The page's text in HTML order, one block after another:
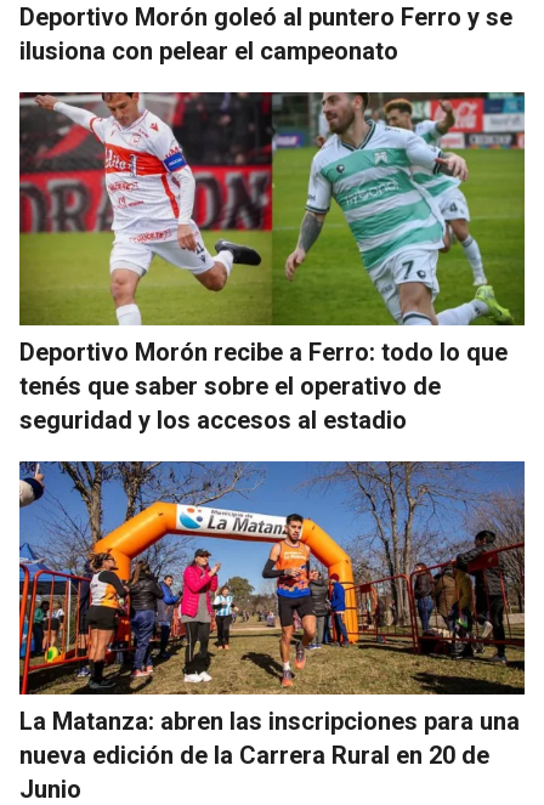
Deportivo Morón goleó al puntero Ferro y se
ilusiona con pelear el campeonato
Deportivo Morón recibe a Ferro: todo lo que
tenés que saber sobre el operativo de
seguridad y los accesos al estadio
La Matanza: abren las inscripciones para una
nueva edición de la Carrera Rural en 20 de
Junio